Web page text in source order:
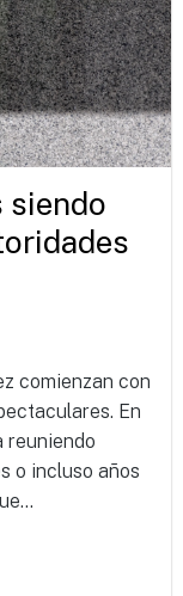
siendo
comienzan con
En
reuniendo
o incluso años